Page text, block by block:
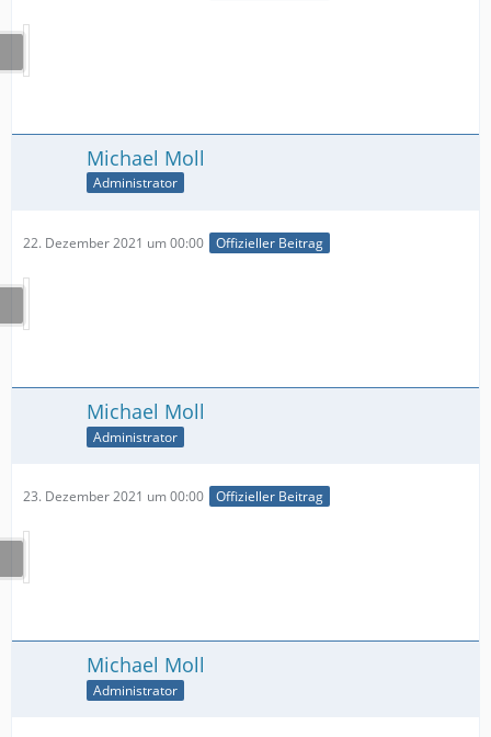
Michael Moll
Administrator
22. Dezember 2021 um 00:00 Offizieller Beitrag
Michael Moll
Administrator
23. Dezember 2021 um 00:00 Offizieller Beitrag
Michael Moll
Administrator